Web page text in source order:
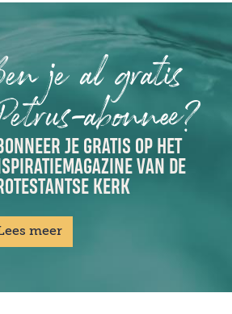
je al gratis
abonnee?
JE GRATIS OP HET
VAN DE
KERK
meer